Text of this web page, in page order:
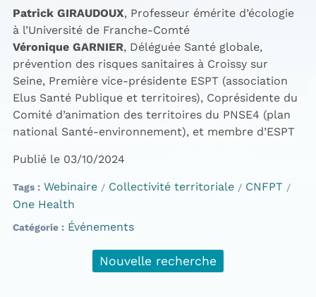
Patrick GIRAUDOUX, Professeur émérite d’écologie
à l’Université de Franche-Comté
Véronique GARNIER, Déléguée Santé globale,
prévention des risques sanitaires à Croissy sur
Seine, Première vice-présidente ESPT (association
Elus Santé Publique et territoires), Coprésidente du
Comité d’animation des territoires du PNSE4 (plan
national Santé-environnement), et membre d’ESPT
Publié le 03/10/2024
Tags Webinaire Collectivité territoriale
CNFPT
One Health
Catégorie Événements
Nouvelle recherche